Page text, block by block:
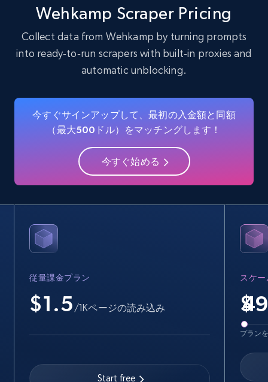
Industries, Operating status, and more.
1.6K+ 無料トライアル
Searching data by keyword
Name, URL, ID, Cb rank, Region, About,
Industries, Operating status, and more.
URL, Job posting id, Job title, Company name,
Company id, Job location, Job summary, Job
Wehkamp Scraper Pricing
Collect data from Wehkamp by turning prompts
into ready‑to‑run scrapers with built‑in proxies and
automatic unblocking.
今すぐサインアップして、最初の入金額と同額
（最大500ドル）をマッチングします！
今すぐ始める
従量課金プラン
$1.5 /1Kページの読み込み
Start free
スケー
$
プラン